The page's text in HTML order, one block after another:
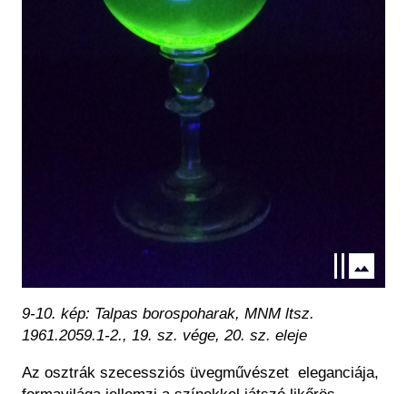
9-10. kép: Talpas borospoharak, MNM ltsz.
1961.2059.1-2., 19. sz. vége, 20. sz. eleje
Az osztrák szecessziós üvegművészet eleganciája,